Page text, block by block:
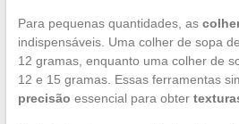
Para pequenas quantidades, as
indispensáveis. Uma colher de sopa de
12 gramas, enquanto uma colher de
12 e 15 gramas. Essas ferramentas
precisão essencial para obter